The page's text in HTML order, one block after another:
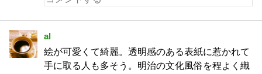
al
絵が可愛くて綺麗。透明感のある表紙に惹かれて
手に取る人も多そう。明治の文化風俗を程よく織